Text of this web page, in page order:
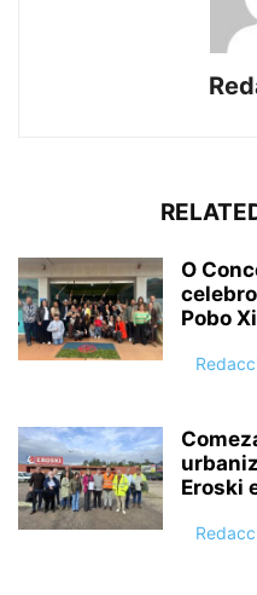
O
Pobo
Eroski